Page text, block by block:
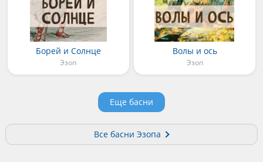
Борей и Солнце
Эзоп
Волы и ось
Эзоп
Еще басни
Все басни Эзопа